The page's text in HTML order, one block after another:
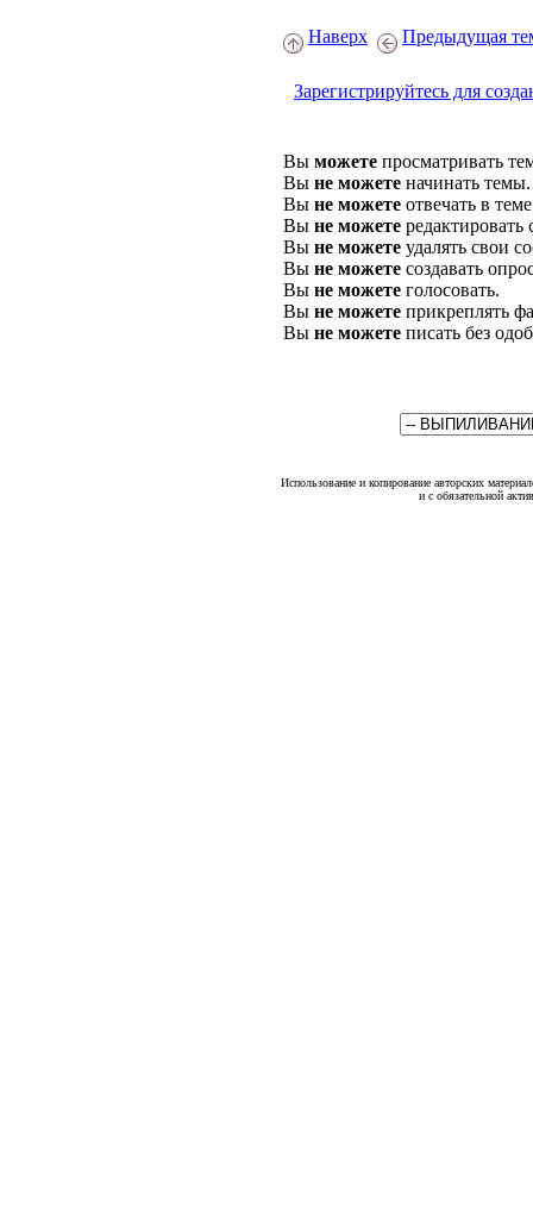
Наверх Предыдущая
Зарегистрируйтесь для
Вы можете просматривать
Вы не можете начинать темы.
Вы не можете отвечать в
Вы не можете
Вы не можете удалять свои
Вы не можете создавать
Вы не можете голосовать.
Вы не можете прикреплять
Вы не можете писать без
Использование и копирование авторских
и с обязательной